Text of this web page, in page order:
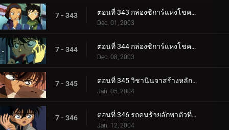
7 - 343 ตอนที่ 343 กล่องซิการ์แห่งโชคลาภ (ตอนแรก)
Dec. 01, 2003
7 - 344 ตอนที่ 344 กล่องซิการ์แห่งโชคลาภ (ตอนจบ)
Dec. 08, 2003
7 - 345 ตอนที่ 345 วิชานินจาสร้างหลักฐานที่อยู่
Jan. 05, 2004
7 - 346 ตอนที่ 346 รถคนร้ายลักพาตัวที่หายไป (ตอนแรก)
Jan. 12, 2004